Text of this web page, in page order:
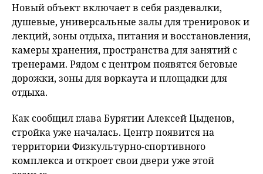
Новый объект включает в себя раздевалки,
душевые, универсальные залы для тренировок и
лекций, зоны отдыха, питания и восстановления,
камеры хранения, пространства для занятий с
тренерами. Рядом с центром появятся беговые
дорожки, зоны для воркаута и площадки для
отдыха.
Как сообщил глава Бурятии Алексей Цыденов,
стройка уже началась. Центр появится на
территории Физкультурно-спортивного
комплекса и откроет свои двери уже этой